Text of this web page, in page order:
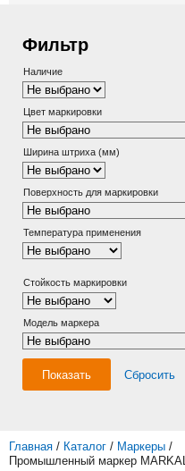
Фильтр
Наличие
Цвет маркировки
Ширина штриха (мм)
Поверхность для маркировки
Температура применения
Стойкость маркировки
Модель маркера
Показать Сбросить
Главная / Каталог / Маркеры /
Промышленный маркер